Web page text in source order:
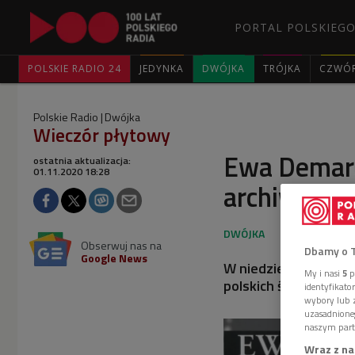
PORTAL
POLSKIE RADIO 24 JEDYNKA DWÓJKA TRÓJKA
Polskie Radio Dwójka
Wieczór płytowy
Ewa
ostatnia aktualizacja:
01.11.2020 18:28
Obserwuj nas na
Google News
W niedzielny
polskich
Dbamy o
My i nasi 5
wybory lub
naszym
Wraz z